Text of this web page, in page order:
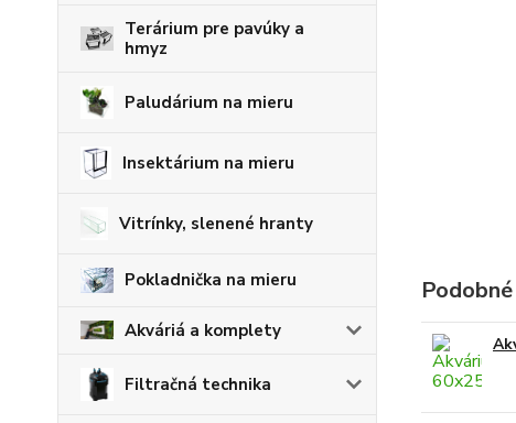
Terárium pre pavúky a
hmyz
Paludárium na mieru
Insektárium na mieru
Vitrínky, slenené hranty
Pokladnička na mieru
Akváriá a komplety
Filtračná technika